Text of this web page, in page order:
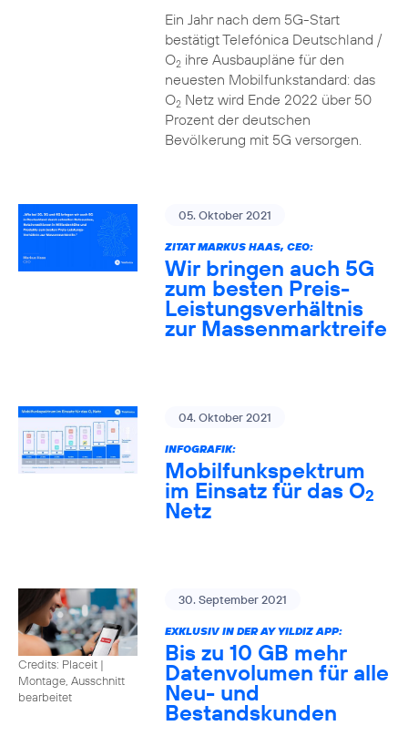
Ein Jahr nach dem 5G-Start
bestätigt Telefónica Deutschland /
O2ihre Ausbaupläne für den
neuesten Mobilfunkstandard: das
O2Netz wird Ende 2022 über 50
Prozent der deutschen
Bevölkerung mit 5G versorgen.
05. Oktober 2021
ZITAT MARKUS HAAS, CEO:
Wir bringen auch 5G
zum besten Preis-
Leistungsverhältnis
zur Massenmarktreife
04. Oktober 2021
INFOGRAFIK:
Mobilfunkspektrum
im Einsatz für das O2
Netz
Credits: Placeit |
Montage, Ausschnitt
bearbeitet
30. September 2021
EXKLUSIV IN DER AY YILDIZ APP:
Bis zu 10 GB mehr
Datenvolumen für alle
Neu- und
Bestandskunden